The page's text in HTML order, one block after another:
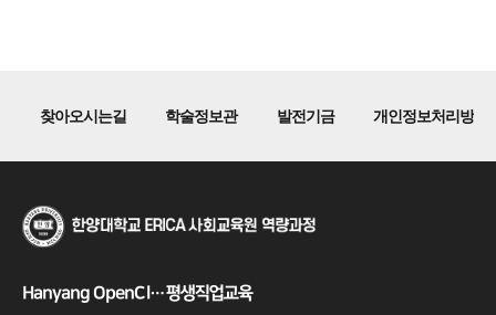
찾아오시는길 학술정보관 발전기금 개인정보처리방침
Hanyang OpenClass평생직업교육